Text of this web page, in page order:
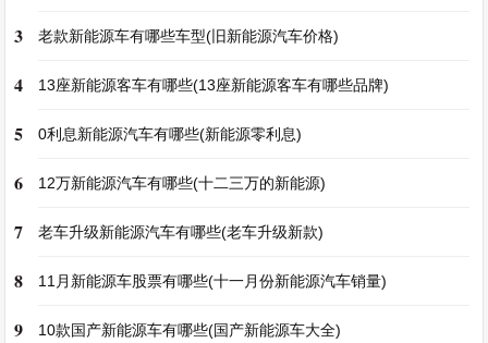
3 老款新能源车有哪些车型(旧新能源汽车价格)
4 13座新能源客车有哪些(13座新能源客车有哪些品牌)
5 0利息新能源汽车有哪些(新能源零利息)
6 12万新能源汽车有哪些(十二三万的新能源)
7 老车升级新能源汽车有哪些(老车升级新款)
8 11月新能源车股票有哪些(十一月份新能源汽车销量)
9 10款国产新能源车有哪些(国产新能源车大全)